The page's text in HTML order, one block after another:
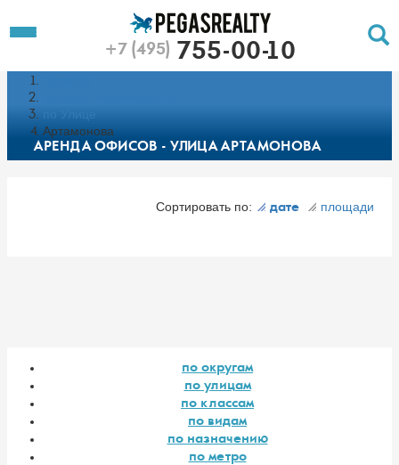
Toggle
Push
+7 (495) 755-00-10
Артамонова
АРЕНДА ОФИСОВ - УЛИЦА АРТАМОНОВА
Сортировать по: дате площади
по округам
по улицам
по классам
по видам
по назначению
по метро